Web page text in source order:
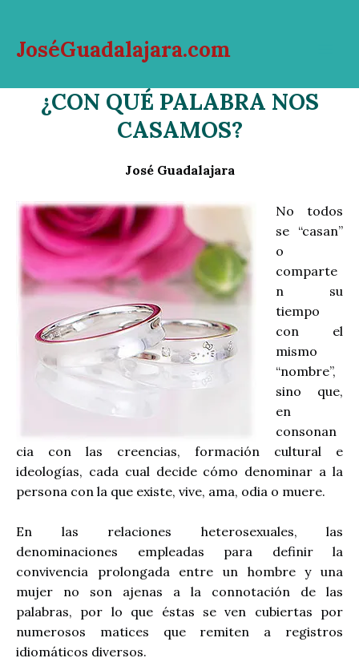
contenido
JoséGuadalajara.com
¿CON QUÉ PALABRA NOS
CASAMOS?
José Guadalajara
No todos
se “casan”
o
comparte
n su
tiempo
con el
mismo
“nombre”,
sino que,
en
consonan
cia con las creencias, formación cultural e
ideologías, cada cual decide cómo denominar a la
persona con la que existe, vive, ama, odia o muere.
En las relaciones heterosexuales, las
denominaciones empleadas para definir la
convivencia prolongada entre un hombre y una
mujer no son ajenas a la connotación de las
palabras, por lo que éstas se ven cubiertas por
numerosos matices que remiten a registros
idiomáticos diversos.